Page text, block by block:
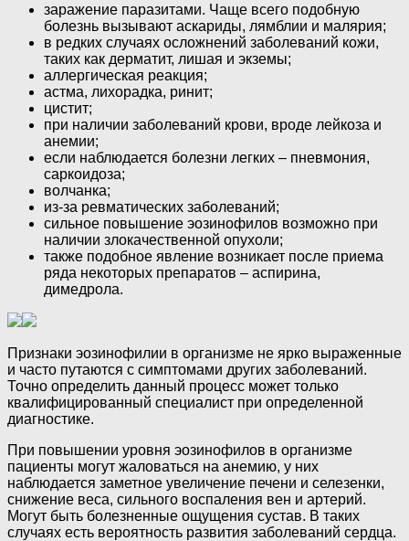
заражение паразитами. Чаще всего подобную
болезнь вызывают аскариды, лямблии и малярия;
в редких случаях осложнений заболеваний кожи,
таких как дерматит, лишая и экземы;
аллергическая реакция;
астма, лихорадка, ринит;
цистит;
при наличии заболеваний крови, вроде лейкоза и
анемии;
если наблюдается болезни легких – пневмония,
саркоидоза;
волчанка;
из-за ревматических заболеваний;
сильное повышение эозинофилов возможно при
наличии злокачественной опухоли;
также подобное явление возникает после приема
ряда некоторых препаратов – аспирина,
димедрола.
Признаки эозинофилии в организме не ярко выраженные
и часто путаются с симптомами других заболеваний.
Точно определить данный процесс может только
квалифицированный специалист при определенной
диагностике.
При повышении уровня эозинофилов в организме
пациенты могут жаловаться на анемию, у них
наблюдается заметное увеличение печени и селезенки,
снижение веса, сильного воспаления вен и артерий.
Могут быть болезненные ощущения сустав. В таких
случаях есть вероятность развития заболеваний сердца.